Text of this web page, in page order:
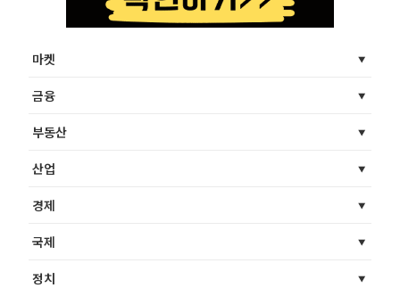
마켓
금융
부동산
산업
경제
국제
정치